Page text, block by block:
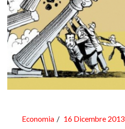
Economia 16 Dicembre 2013